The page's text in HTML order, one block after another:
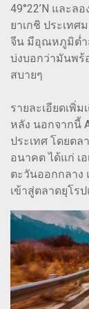
49°22’N และล
ยาเกชิ ประเทศ
จีน มีอุณหภูมิต่ำสุ
บ่งบอกว่ามันพร้
สบายๆ
รายละเอียดเพิ่ม
หลัง นอกจากนี้
ประเทศ โดยต
อนาคต ได้แก่ เ
ตะวันออกกลาง
เข้าสู่ตลาดยุโร